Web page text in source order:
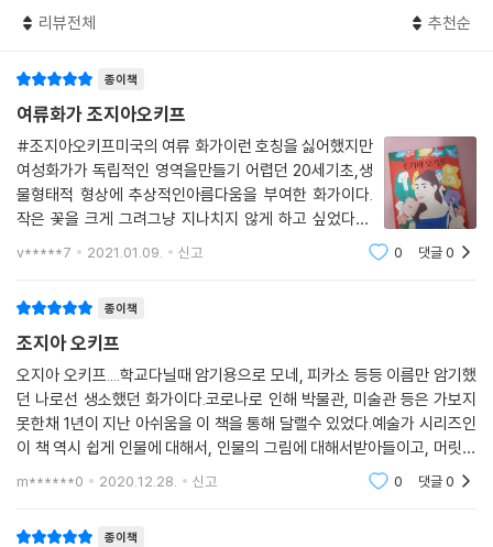
드문 뉴멕시코에서 검소하고 절제된 생활을 하며 오직 자신을 만족시키기
는 그림에 대한 열정에 더 집중합니다. 이를 통해 조지아 오키프가 어떻게
자신만의 독창적인 작품 세계를 만들어 내고 가꾸어 갔는지를 보여 주지
요.
자신이 보고 느낀 것을 자유롭게 표현한 화가 조지아 오키프
드넓은 하늘과 이글거리는 주홍빛 햇살, 대초원의 아름다운 꽃을 보며 어
린 시절을 보낸 조지아 오키프는 주변에서 발견한 아름다움을 그림에 담고
신만의 방식으로 자유롭게 표현하기 시작했습니다. 작고 하찮게 여겨지던
꽃을 캔버스에 가득 찰 정도로 커다랗게 그리고, 우뚝 솟은 뉴욕의 고층 건
물들 안에 담긴 따뜻함을 매혹적으로 표현했지요. 사람의 손길이 닿지 않
은 뉴멕시코의 메마른 사막에서 생명의 빛을 찾아내 캔버스에 담기도 했습
니다.
조지아는 사람들이 아름다운 자연물을 작고 하찮게만 여기는 것을 무척 안
타까워했습니다. 자연물을 크게 그려서 사람들이 그 존재를 발견하고, 그
버스에 가득 찰 정도로 크게 표현했습니다. 특정 부분만 확대해 그려서 제
리뷰전체 추천순
종이책
여류화가 조지아오키프
#조지아오키프미국의 여류 화가이런 호칭을 싫어했지만
여성화가가 독립적인 영역을만들기 어렵던 20세기초,생
물형태적 형상에 추상적인아름다움을 부여한 화가이다.
작은 꽃을 크게 그려그냥 지나치지 않게 하고 싶었다고.
(아이들은 이부분이 좋았다고)아이들이 표지를 보고중간
v*****7 2021.01.09. 신고 0 댓글0
종이책
조지아 오키프
오지아 오키프....학교다닐때 암기용으로 모네, 피카소 등등 이름만 암기했
던 나로선 생소했던 화가이다.코로나로 인해 박물관, 미술관 등은 가보지
못한채 1년이 지난 아쉬움을 이 책을 통해 달랠수 있었다.예술가 시리즈인
이 책 역시 쉽게 인물에 대해서, 인물의 그림에 대해서받아들이고, 머릿속
에 쏘옥 남게 이야기해준다.조지아 오키프의 작품들을 이해하며, 꽃도 그
m******0 2020.12.28. 신고 0 댓글0
종이책